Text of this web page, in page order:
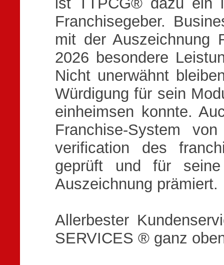
Franchisegeber.
mit der Auszeichnung
2026 besondere
Nicht unerwähnt
Würdigung für sein
einheimsen konnte.
Franchise-System
verification des
geprüft und für
Auszeichnung prämiert.
Allerbester
SERVICES ® ganz